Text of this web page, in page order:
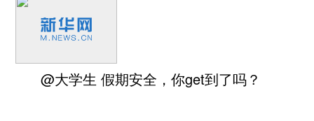
@大学生 假期安全，你get到了吗？